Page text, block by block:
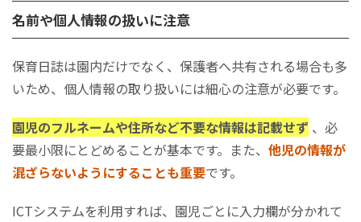
名前や個人情報の扱いに注意
保育日誌は園内だけでなく、保護者へ共有される場合も多
いため、個人情報の取り扱いには細心の注意が必要です。
園児のフルネームや住所など不要な情報は記載せず 、必
要最小限にとどめることが基本です。また、 他児の情報が
混ざらないようにすることも重要です。
ICTシステムを利用すれば、園児ごとに入力欄が分かれて